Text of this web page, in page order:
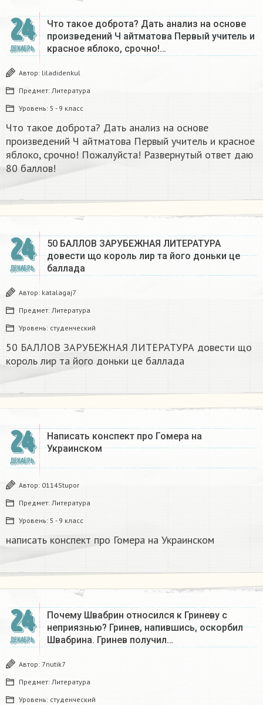
24
ДЕКАБРЬ
Что такое доброта? Дать анализ на основе
произведений Ч айтматова Первый учитель и
красное яблоко, срочно!…
Автор: liladidenkul
Предмет: Литература
Уровень: 5 - 9 класс
Что такое доброта? Дать анализ на основе
произведений Ч айтматова Первый учитель и красное
яблоко, срочно! Пожалуйста! Развернутый ответ даю
80 баллов!
24
ДЕКАБРЬ
50 БАЛЛОВ ЗАРУБЕЖНАЯ ЛИТЕРАТУРА
довести що король лир та його доньки це
баллада
Автор: katalagaj7
Предмет: Литература
Уровень: студенческий
50 БАЛЛОВ ЗАРУБЕЖНАЯ ЛИТЕРАТУРА довести що
король лир та його доньки це баллада
24
ДЕКАБРЬ
Написать конспект про Гомера на
Украинском​
Автор: 0114Stupor
Предмет: Литература
Уровень: 5 - 9 класс
написать конспект про Гомера на Украинском​
24
ДЕКАБРЬ
Почему Швабрин относился к Гриневу с
неприязнью? Гринев, напившись, оскорбил
Швабрина. Гринев получил…
Автор: 7nutik7
Предмет: Литература
Уровень: студенческий